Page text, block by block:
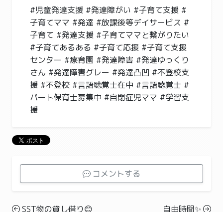
#児童発達支援 #発達障がい #子育て支援 #
子育てママ #発達 #放課後等デイサービス #
子育て #発達支援 #子育てママと繋がりたい
#子育てあるある #子育て応援 #子育て支援
センター #療育園 #発達障害 #発達ゆっくり
さん #発達障害グレー #発達凸凹 #不登校支
援 #不登校 #言語聴覚士在中 #言語聴覚士 #
パート保育士募集中 #自閉症児ママ #学習支
援
コメントする
SST物の貸し借り😊 自由時間✨